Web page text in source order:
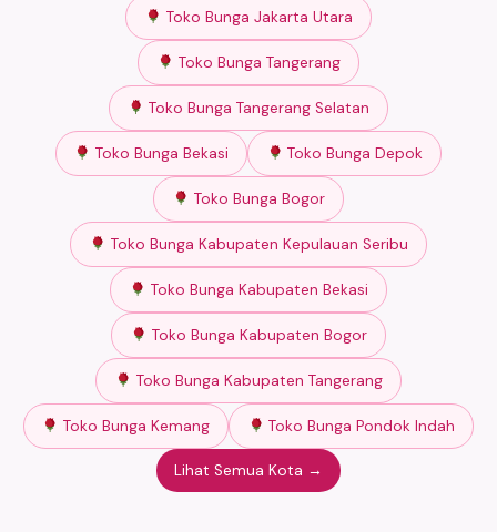
Toko Bunga Jakarta Utara
Toko Bunga Tangerang
Toko Bunga Tangerang Selatan
Toko Bunga Bekasi Toko Bunga Depok
Toko Bunga Bogor
Toko Bunga Kabupaten Kepulauan Seribu
Toko Bunga Kabupaten Bekasi
Toko Bunga Kabupaten Bogor
Toko Bunga Kabupaten Tangerang
Toko Bunga Kemang Toko Bunga Pondok Indah
Lihat Semua Kota →